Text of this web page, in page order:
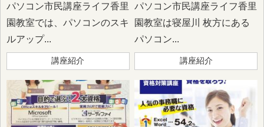
パソコン市民講座ライフ香里
園教室では、パソコンのスキ
ルアップ...
講座紹介
パソコン市民講座ライフ香里
園教室は寝屋川 枚方にある
パソコン...
講座紹介